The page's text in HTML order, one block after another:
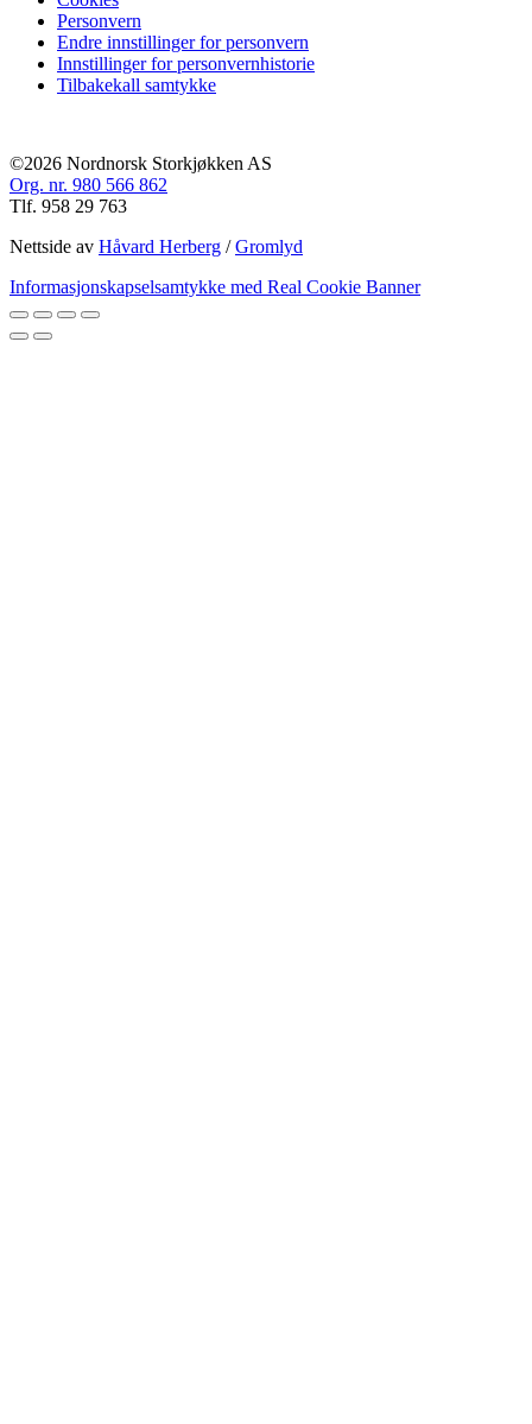
Personvern
Endre innstillinger for personvern
Innstillinger for personvernhistorie
Tilbakekall samtykke
©2026 Nordnorsk Storkjøkken AS
Org. nr. 980 566 862
Tlf. 958 29 763
Nettside av Håvard Herberg /Gromlyd
Informasjonskapselsamtykke med Real Cookie Banner